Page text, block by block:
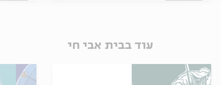
עוד בבית אבי חי